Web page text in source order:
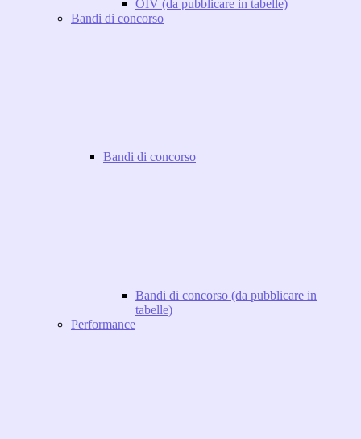
OIV (da pubblicare in tabelle)
Bandi di concorso
Bandi di concorso
Bandi di concorso (da pubblicare in
tabelle)
Performance